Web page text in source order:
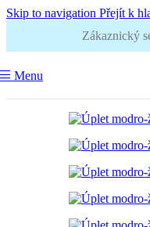
Skip to navigation Přejít k
Zákaznický
Menu